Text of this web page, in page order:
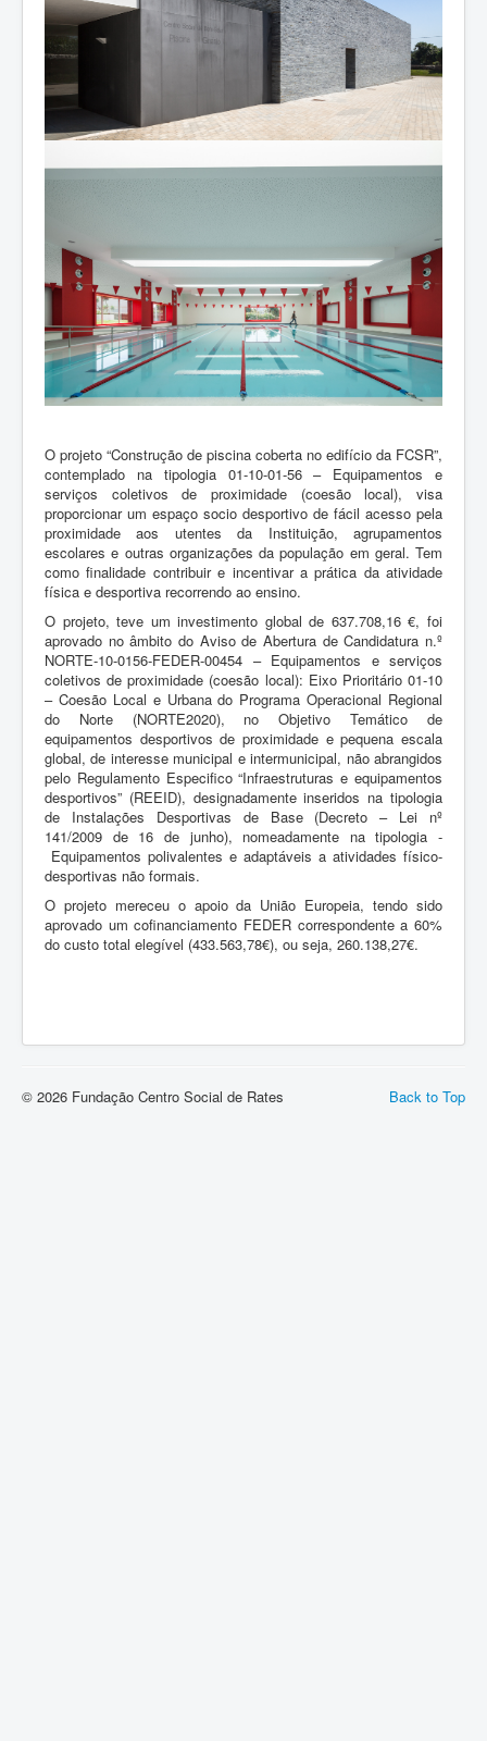
O projeto “Construção de piscina coberta no edifício da FCSR”,
contemplado na tipologia 01-10-01-56 – Equipamentos e
serviços coletivos de proximidade (coesão local), visa
proporcionar um espaço socio desportivo de fácil acesso pela
proximidade aos utentes da Instituição, agrupamentos
escolares e outras organizações da população em geral. Tem
como finalidade contribuir e incentivar a prática da atividade
física e desportiva recorrendo ao ensino.
O projeto, teve um investimento global de 637.708,16 €, foi
aprovado no âmbito do Aviso de Abertura de Candidatura n.º
NORTE-10-0156-FEDER-00454 – Equipamentos e serviços
coletivos de proximidade (coesão local): Eixo Prioritário 01-10
– Coesão Local e Urbana do Programa Operacional Regional
do Norte (NORTE2020), no Objetivo Temático de
equipamentos desportivos de proximidade e pequena escala
global, de interesse municipal e intermunicipal, não abrangidos
pelo Regulamento Especifico “Infraestruturas e equipamentos
desportivos” (REEID), designadamente inseridos na tipologia
de Instalações Desportivas de Base (Decreto – Lei nº
141/2009 de 16 de junho), nomeadamente na tipologia -
Equipamentos polivalentes e adaptáveis a atividades físico-
desportivas não formais.
O projeto mereceu o apoio da União Europeia, tendo sido
aprovado um cofinanciamento FEDER correspondente a 60%
do custo total elegível (433.563,78€), ou seja, 260.138,27€.
Back to Top
© 2026 Fundação Centro Social de Rates